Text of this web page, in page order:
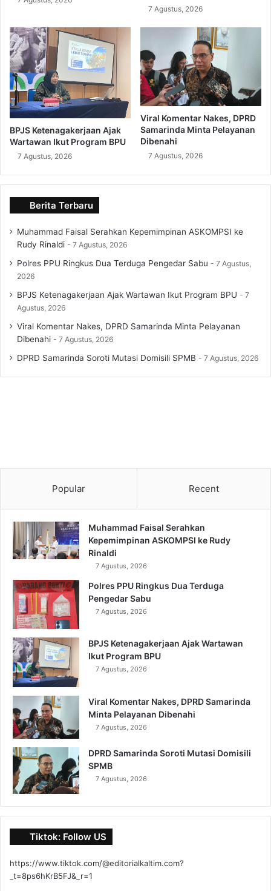
7 Agustus, 2026
BPJS Ketenagakerjaan Ajak
Wartawan Ikut Program BPU
7 Agustus, 2026
Viral Komentar Nakes, DPRD
Samarinda Minta Pelayanan
Dibenahi
7 Agustus, 2026
Berita Terbaru
Muhammad Faisal Serahkan Kepemimpinan ASKOMPSI ke
Rudy Rinaldi
7 Agustus, 2026
Polres PPU Ringkus Dua Terduga Pengedar Sabu
7 Agustus,
2026
BPJS Ketenagakerjaan Ajak Wartawan Ikut Program BPU
7
Agustus, 2026
Viral Komentar Nakes, DPRD Samarinda Minta Pelayanan
Dibenahi
7 Agustus, 2026
DPRD Samarinda Soroti Mutasi Domisili SPMB 7 Agustus, 2026
Popular Recent
Muhammad Faisal Serahkan
Kepemimpinan ASKOMPSI ke Rudy
Rinaldi
7 Agustus, 2026
Polres PPU Ringkus Dua Terduga
Pengedar Sabu
7 Agustus, 2026
BPJS Ketenagakerjaan Ajak Wartawan
Ikut Program BPU
7 Agustus, 2026
Viral Komentar Nakes, DPRD Samarinda
Minta Pelayanan Dibenahi
7 Agustus, 2026
DPRD Samarinda Soroti Mutasi Domisili
SPMB
7 Agustus, 2026
Tiktok: Follow US
https://www.tiktok.com/@editorialkaltim.com?
_t=8ps6hKrB5FJ&_r=1